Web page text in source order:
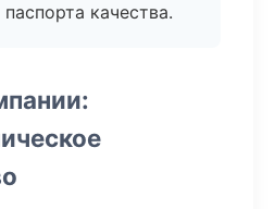
качества.